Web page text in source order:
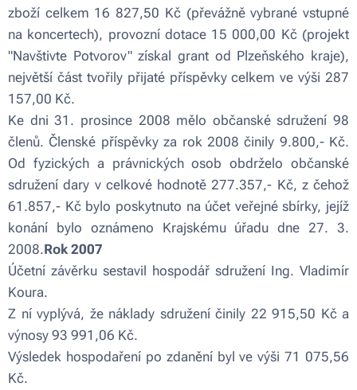
zboží celkem 16 827,50 Kč (převážně vybrané vstupné
na koncertech), provozní dotace 15 000,00 Kč (projekt
"Navštivte Potvorov" získal grant od Plzeňského kraje),
největší část tvořily přijaté příspěvky celkem ve výši 287
157,00 Kč.
Ke dni 31. prosince 2008 mělo občanské sdružení 98
členů. Členské příspěvky za rok 2008 činily 9.800,- Kč.
Od fyzických a právnických osob obdrželo občanské
sdružení dary v celkové hodnotě 277.357,- Kč, z čehož
61.857,- Kč bylo poskytnuto na účet veřejné sbírky, jejíž
konání bylo oznámeno Krajskému úřadu dne 27. 3.
2008.Rok 2007
Účetní závěrku sestavil hospodář sdružení Ing. Vladimír
Koura.
Z ní vyplývá, že náklady sdružení činily 22 915,50 Kč a
výnosy 93 991,06 Kč.
Výsledek hospodaření po zdanění byl ve výši 71 075,56
Kč.